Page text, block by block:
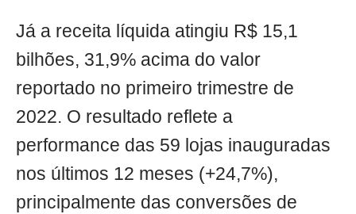
Já a receita líquida atingiu R$ 15,1
bilhões, 31,9% acima do valor
reportado no primeiro trimestre de
2022. O resultado reflete a
performance das 59 lojas inauguradas
nos últimos 12 meses (+24,7%),
principalmente das conversões de